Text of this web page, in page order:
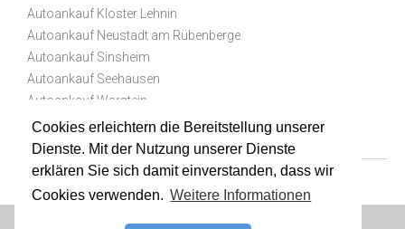
Cookies erleichtern die Bereitstellung unserer
Dienste. Mit der Nutzung unserer Dienste
erklären Sie sich damit einverstanden, dass wir
Cookies verwenden. Weitere Informationen
Autoankauf Kloster Lehnin
Autoankauf Neustadt am Rübenberge
Autoankauf Sinsheim
Autoankauf Seehausen
Autoankauf Warstein
Autoankauf Casekow